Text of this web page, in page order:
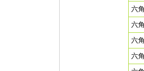
六
六
六
六